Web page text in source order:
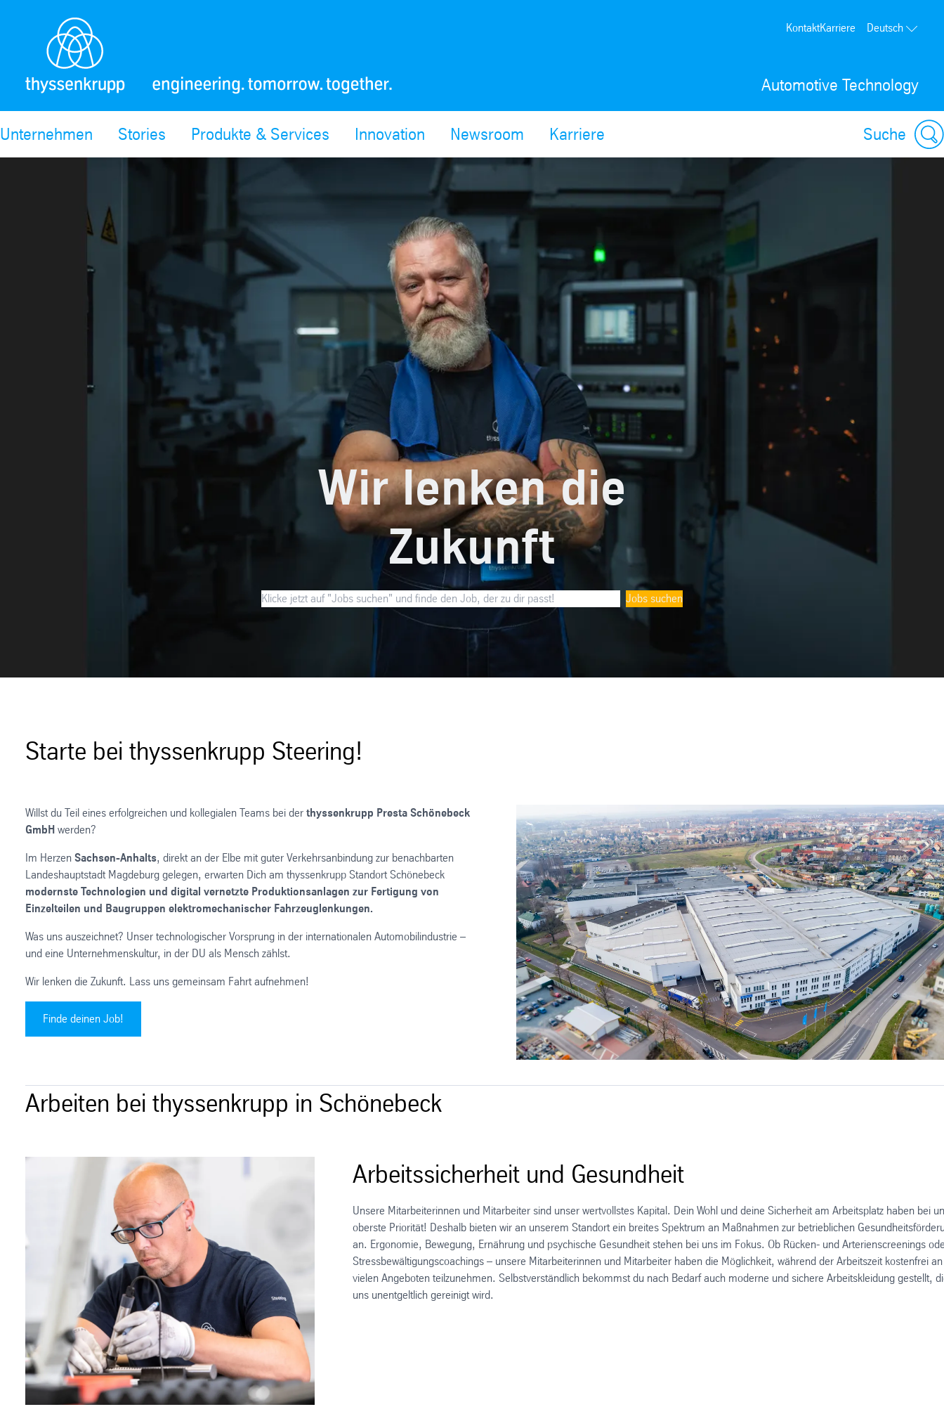
Automotive Technology
KontaktKarriere Deutsch
Unternehmen Stories Produkte & Services Innovation Newsroom Karriere Suche
Wir lenken die
Zukunft
Jobs suchen
Starte bei thyssenkrupp Steering!
Willst du Teil eines erfolgreichen und kollegialen Teams bei der thyssenkrupp Presta Schönebeck
GmbH werden?
Im Herzen Sachsen-Anhalts, direkt an der Elbe mit guter Verkehrsanbindung zur benachbarten
Landeshauptstadt Magdeburg gelegen, erwarten Dich am thyssenkrupp Standort Schönebeck
modernste Technologien und digital vernetzte Produktionsanlagen zur Fertigung von
Einzelteilen und Baugruppen elektromechanischer Fahrzeuglenkungen.
Was uns auszeichnet? Unser technologischer Vorsprung in der internationalen Automobilindustrie –
und eine Unternehmenskultur, in der DU als Mensch zählst.
Wir lenken die Zukunft. Lass uns gemeinsam Fahrt aufnehmen!
Finde deinen Job!
Arbeiten bei thyssenkrupp in Schönebeck
Arbeitssicherheit und Gesundheit
Unsere Mitarbeiterinnen und Mitarbeiter sind unser wertvollstes Kapital. Dein Wohl und deine Sicherheit am Arbeitsplatz haben bei
oberste Priorität! Deshalb bieten wir an unserem Standort ein breites Spektrum an Maßnahmen zur betrieblichen
an. Ergonomie, Bewegung, Ernährung und psychische Gesundheit stehen bei uns im Fokus. Ob Rücken- und Arterienscreenings
Stressbewältigungscoachings – unsere Mitarbeiterinnen und Mitarbeiter haben die Möglichkeit, während der Arbeitszeit kostenfrei an
vielen Angeboten teilzunehmen. Selbstverständlich bekommst du nach Bedarf auch moderne und sichere Arbeitskleidung gestellt,
uns unentgeltlich gereinigt wird.